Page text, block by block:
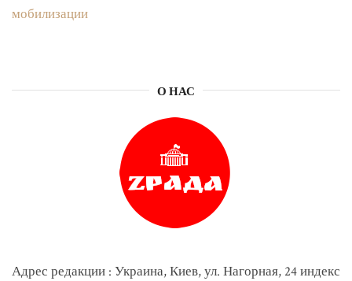
мобилизации
О НАС
Адрес редакции : Украина, Киев, ул. Нагорная, 24 индекс